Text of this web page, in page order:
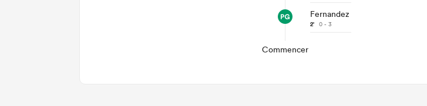
Fernandez
2' 0 - 3
Commencer